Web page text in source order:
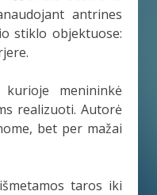
antrines
stiklo objektuose:
menininkė
realizuoti. Autorė
bet per mažai
taros iki